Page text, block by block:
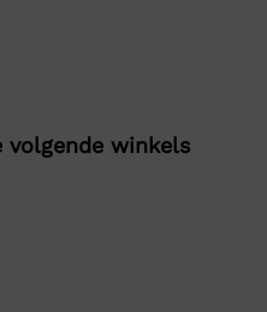
winkels